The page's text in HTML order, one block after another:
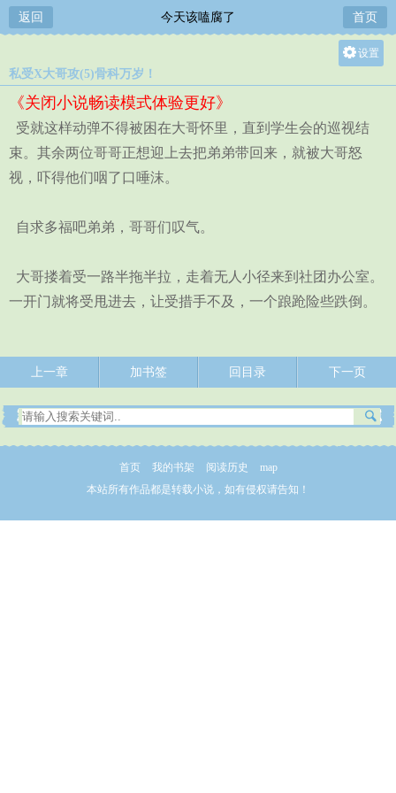
返回 今天该嗑腐了 首页
设置
中
小
私受X大哥攻(5)骨科万岁！
《关闭小说畅读模式体验更好》
受就这样动弹不得被困在大哥怀里，直到学生会的巡视结
束。其余两位哥哥正想迎上去把弟弟带回来，就被大哥怒
视，吓得他们咽了口唾沫。
自求多福吧弟弟，哥哥们叹气。
大哥搂着受一路半拖半拉，走着无人小径来到社团办公室。
一开门就将受甩进去，让受措手不及，一个踉跄险些跌倒。
上一章 加书签 回目录 下一页
首页 我的书架 阅读历史
map
本站所有作品都是转载小说，如有侵权请告知！